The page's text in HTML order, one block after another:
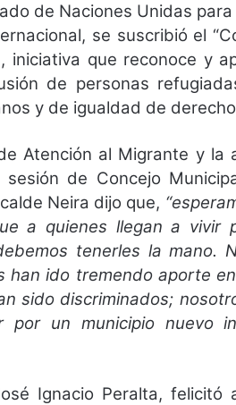
de Naciones Unidas para
se suscribió el
iniciativa que reconoce y
de personas
y de igualdad de
Atención al Migrante y la
de Concejo
Neira dijo que,
a quienes llegan a vivir
tenerles la mano.
ido tremendo aporte
sido discriminados;
por un municipio nuevo
Ignacio Peralta,